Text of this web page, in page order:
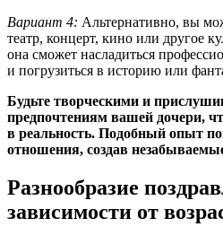
Вариант 4: Альтернативно, вы
театр, концерт, кино или другое
она сможет насладиться
и погрузиться в историю или
Будьте творческими и
предпочтениям вашей дочери,
в реальность. Подобный опыт
отношения, создав
Разнообразие
зависимости от